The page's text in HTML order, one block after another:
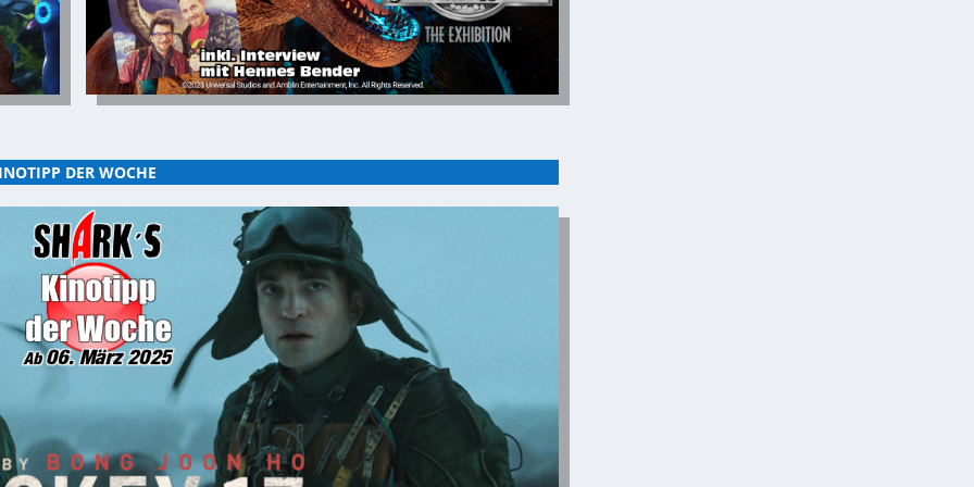
DER WOCHE